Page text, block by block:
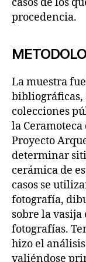
procedencia.
La muestra
bibliográficas,
colecciones
la
Proyecto
determinar
cerámica de
casos se
fotografía,
sobre la vasija
fotografías.
hizo el
valiéndose